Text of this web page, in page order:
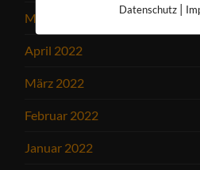
Mai 2022
April 2022
März 2022
Februar 2022
Januar 2022
Datenschutz|